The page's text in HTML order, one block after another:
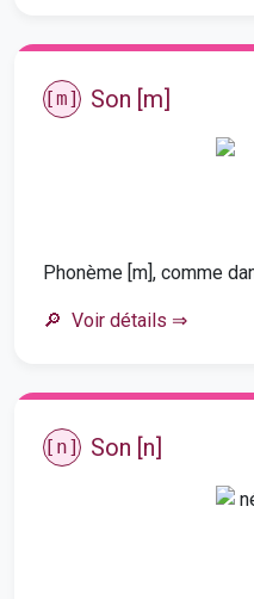
[m] Son [m]
Phonème [m], comme
Voir détails ⇒
[n] Son [n]